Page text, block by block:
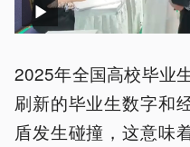
2025年全国高校毕业
刷新的毕业生数字和
盾发生碰撞，这意味